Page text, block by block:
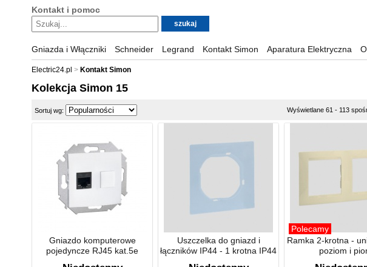
Kontakt i pomoc
Gniazda i Włączniki Schneider Legrand Kontakt Simon Aparatura Elektryczna
Electric24.pl Kontakt Simon
Kolekcja Simon 15
Sortuj wg: Wyświetlane 61 - 113
Gniazdo komputerowe
pojedyncze RJ45 kat.5e
Uszczelka do gniazd i
łączników IP44 - 1 krotna IP44
Polecamy
Ramka 2-krotna -
poziom i